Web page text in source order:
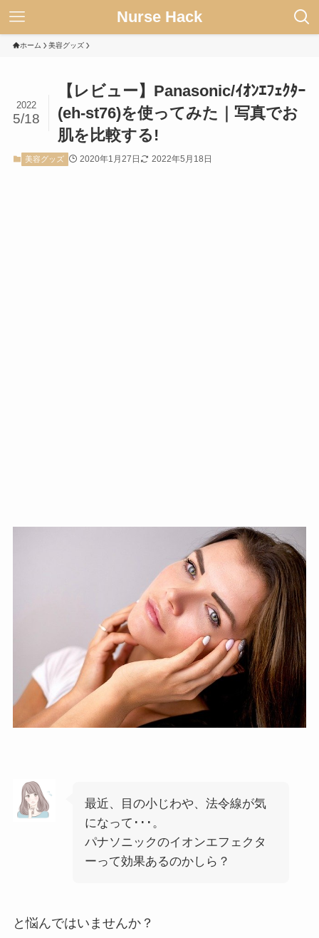
Nurse Hack
ホーム 美容グッズ
【レビュー】Panasonic/ｲｵﾝｴﾌｪｸﾀｰ
(eh-st76)を使ってみた｜写真でお
肌を比較する!
2022
5/18
美容グッズ 2020年1月27日 2022年5月18日
最近、目の小じわや、法令線が気
になって･･･。
パナソニックのイオンエフェクタ
ーって効果あるのかしら？
と悩んではいませんか？